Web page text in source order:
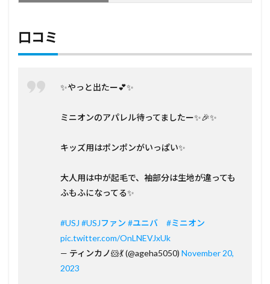
口コミ
✨やっと出たー💕✨
ミニオンのアパレル待ってましたー✨🎉✨
キッズ用はポンポンがいっぱい✨
大人用は中が起毛で、袖部分は生地が違っても
ふもふになってる✨
#USJ #USJファン #ユニバ
#ミニオン
pic.twitter.com/OnLNEVJxUk
— ティンカノ🐹💃 (@ageha5050) November 20,
2023